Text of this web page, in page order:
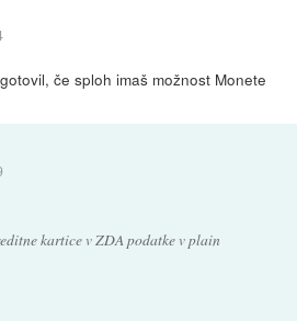
če sploh imaš možnost Monete
kartice v ZDA podatke v plain